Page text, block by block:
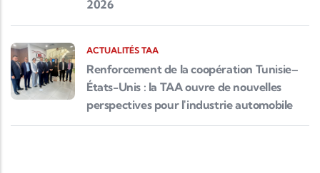
2026
ACTUALITÉS TAA
Renforcement de la coopération Tunisie–
États-Unis : la TAA ouvre de nouvelles
perspectives pour l'industrie automobile